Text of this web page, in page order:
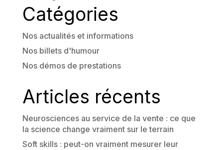
Catégories
Nos actualités et informations
Nos billets d'humour
Nos démos de prestations
Articles récents
Neurosciences au service de la vente : ce que
la science change vraiment sur le terrain
Soft skills : peut-on vraiment mesurer leur